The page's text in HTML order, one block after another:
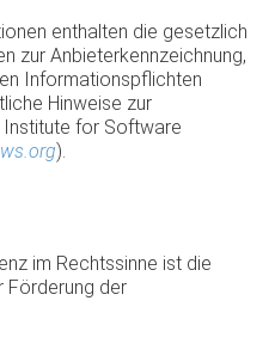
enthalten die gesetzlich
zur Anbieterkennzeichnung,
Informationspflichten
Hinweise zur
for Software
).
im Rechtssinne ist die
Förderung der